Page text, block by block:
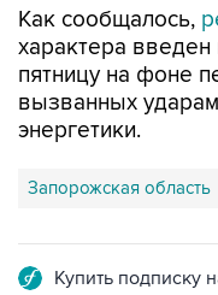
Как сообщалось,
характера
пятницу на фоне
вызванных
энергетики.
Запорожская область
Купить подписку